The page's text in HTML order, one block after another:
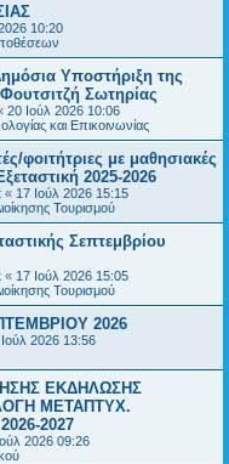
10:20
Υποστήριξη της
Σωτηρίας
20 Ιούλ 2026 10:06
και Επικοινωνίας
φοιτήτριες με μαθησιακές
2025-2026
« 17 Ιούλ 2026 15:15
Τουρισμού
Σεπτεμβρίου
« 17 Ιούλ 2026 15:05
Τουρισμού
2026
2026 13:56
ΕΚΔΗΛΩΣΗΣ
ΜΕΤΑΠΤΥΧ.
2027
2026 09:26